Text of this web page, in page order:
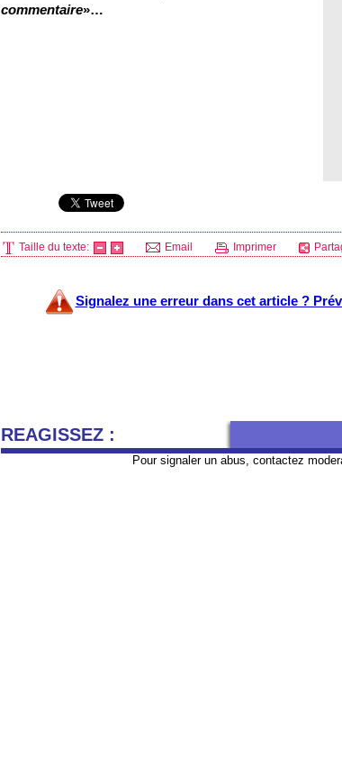
commentaire»…
Taille du texte: Email Imprimer
Signalez une erreur dans cet article ?
REAGISSEZ :
Pour signaler un abus, contactez